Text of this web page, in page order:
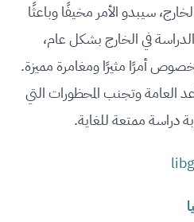
سيبدو الأمر مخيفًا وباعثًا
في الخارج بشكل عام،
أمرًا مثيرًا ومغامرة مميزة.
العامة وتجنب المحظورات التي
دراسة ممتعة للغاية.